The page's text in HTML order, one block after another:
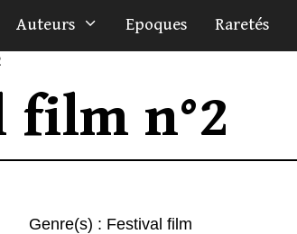
Auteurs Epoques Raretés
film n°2
Genre(s) : Festival film